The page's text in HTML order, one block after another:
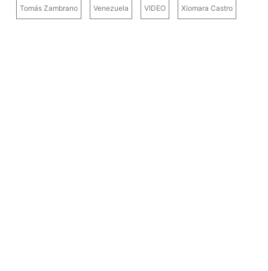
Tomás Zambrano Venezuela VIDEO Xiomara Castro